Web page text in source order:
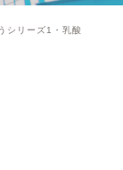
シリーズ1・乳酸